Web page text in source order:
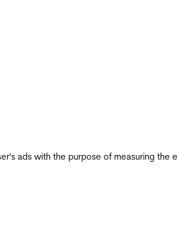
ads with the purpose of measuring the